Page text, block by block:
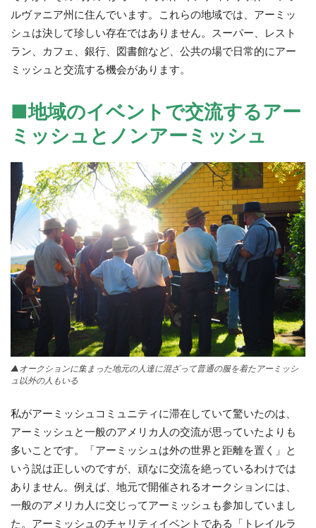
ルヴァニア州に住んでいます。これらの地域では、アーミッ
シュは決して珍しい存在ではありません。スーパー、レスト
ラン、カフェ、銀行、図書館など、公共の場で日常的にアー
ミッシュと交流する機会があります。
■地域のイベントで交流するアー
ミッシュとノンアーミッシュ
▲オークションに集まった地元の人達に混ざって普通の服を着たアーミッシ
ュ以外の人もいる
私がアーミッシュコミュニティに滞在していて驚いたのは、
アーミッシュと一般のアメリカ人の交流が思っていたよりも
多いことです。「アーミッシュは外の世界と距離を置く」と
いう説は正しいのですが、頑なに交流を絶っているわけでは
ありません。例えば、地元で開催されるオークションには、
一般のアメリカ人に交じってアーミッシュも参加していまし
た。アーミッシュのチャリティイベントである「トレイルラ